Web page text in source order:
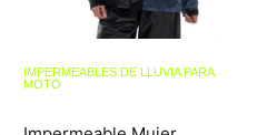
IMPERMEABLES DE LLUVIA PARA
MOTO